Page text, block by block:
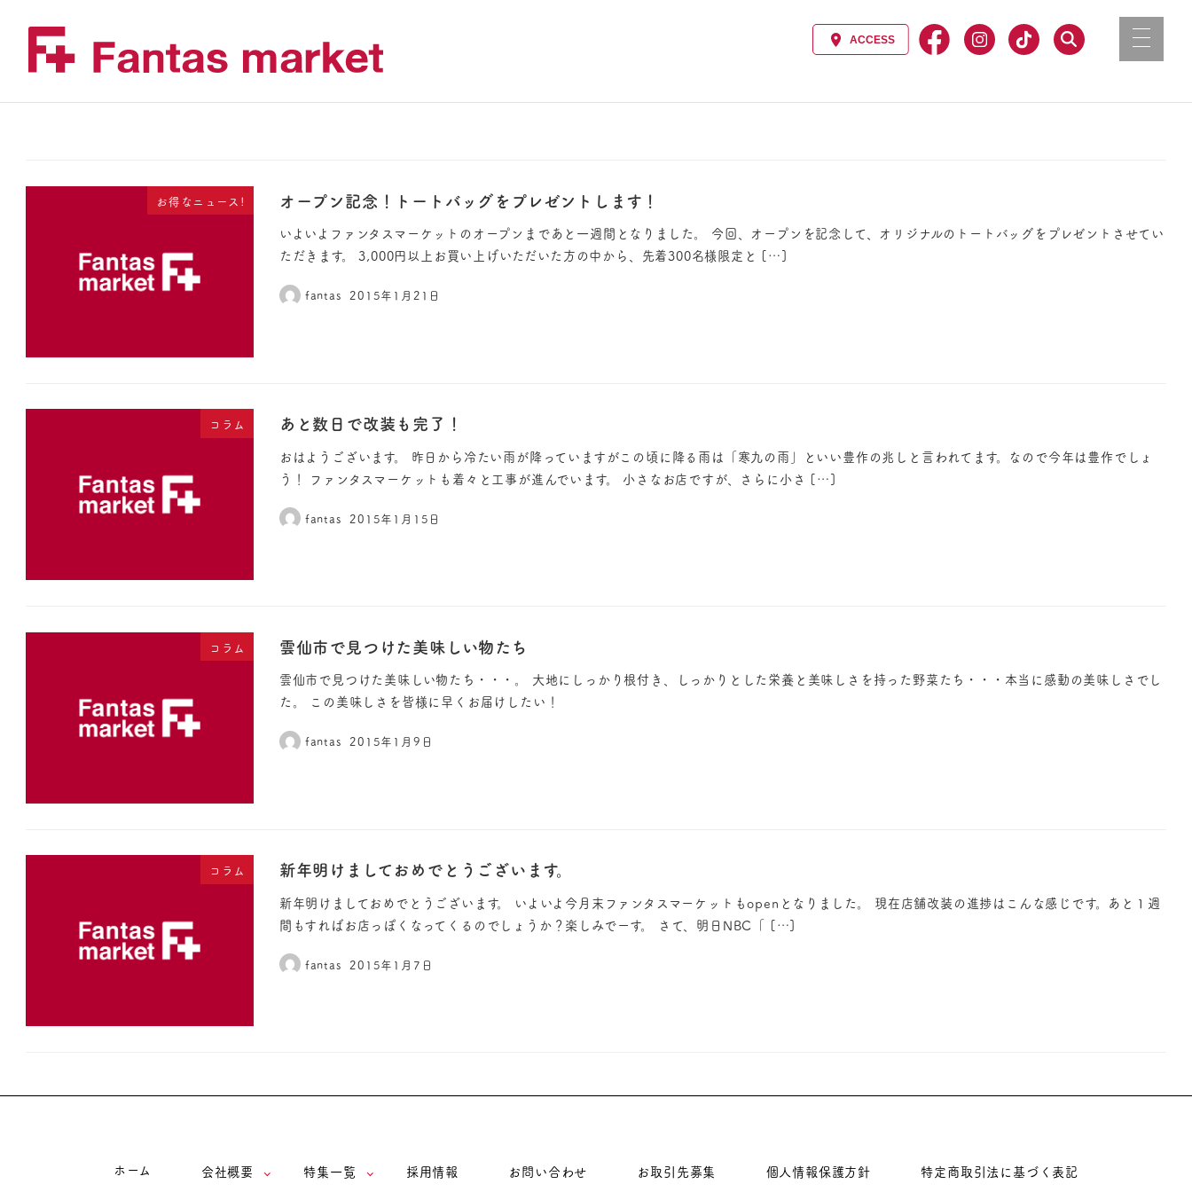
お得なニュース! オープン記念！トートバッグをプレゼントします！
いよいよファンタスマーケットのオープンまであと一週間となりました。 今回、オープンを記念して、オリジナルのトートバッグをプレゼントさせてい
ただきます。 3,000円以上お買い上げいただいた方の中から、先着300名様限定と […]
fantas 2015年1月21日
コラム あと数日で改装も完了！
おはようございます。 昨日から冷たい雨が降っていますがこの頃に降る雨は「寒九の雨」といい豊作の兆しと言われてます。なので今年は豊作でしょ
う！ ファンタスマーケットも着々と工事が進んでいます。 小さなお店ですが、さらに小さ […]
fantas 2015年1月15日
コラム 雲仙市で見つけた美味しい物たち
雲仙市で見つけた美味しい物たち・・・。 大地にしっかり根付き、しっかりとした栄養と美味しさを持った野菜たち・・・本当に感動の美味しさでし
た。 この美味しさを皆様に早くお届けしたい！
fantas 2015年1月9日
コラム 新年明けましておめでとうございます。
新年明けましておめでとうございます。 いよいよ今月末ファンタスマーケットもopenとなりました。 現在店舗改装の進捗はこんな感じです。あと１週
間もすればお店っぽくなってくるのでしょうか？楽しみでーす。 さて、明日NBC「 […]
fantas 2015年1月7日
ホーム 会社概要 特集一覧 採用情報 お問い合わせ お取引先募集 個人情報保護方針 特定商取引法に基づく表記